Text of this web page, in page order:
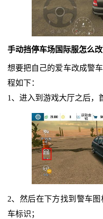
手动挡停车场国际服怎么
想要把自己的爱车改成警
程如下：
1、进入到游戏大厅之后，
2、然后在下方找到警车
车标识；